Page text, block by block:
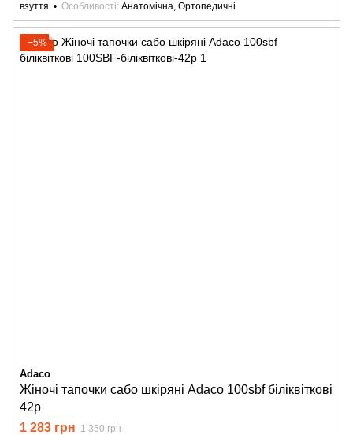
взуття
Особливості Анатомічна, Ортопедичні
−5%
Adaco
Жіночі тапочки сабо шкіряні Adaco 100sbf біліквіткові
42р
1 283 грн 1 350 грн